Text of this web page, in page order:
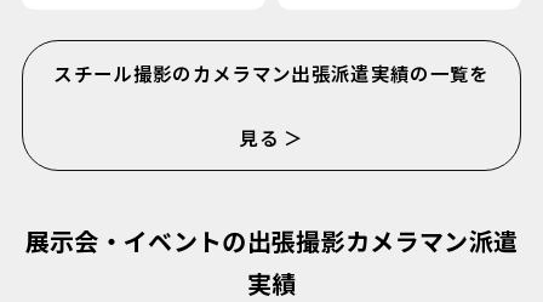
スチール撮影のカメラマン出張派遣実績の一覧を
見る ＞
展示会・イベントの出張撮影カメラマン派遣
実績